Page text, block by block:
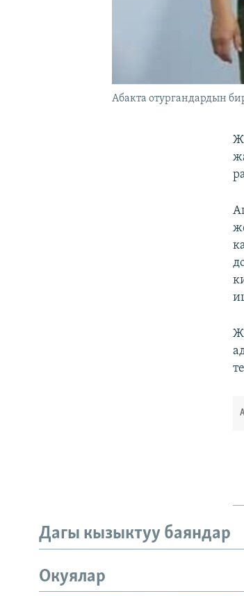
Абакта отургандардын
Дагы кызыктуу баяндар
Окуялар